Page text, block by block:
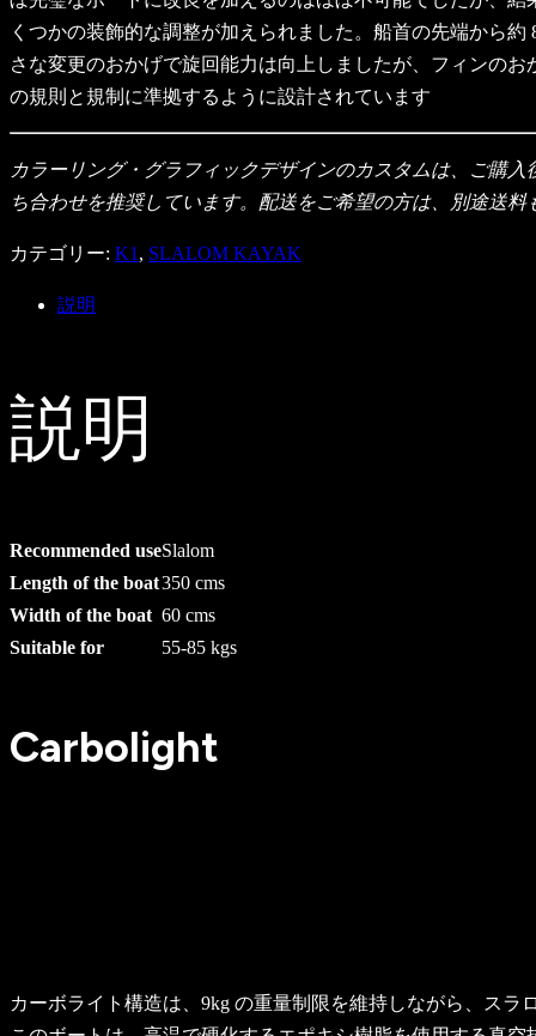
くつかの装飾的な調整が加えられました。船首の先端から
さな変更のおかげで旋回能力は向上しましたが、フィンの
の規則と規制に準拠するように設計されています
カラーリング・グラフィックデザインのカスタムは、ご購
ち合わせを推奨しています。配送をご希望の方は、別途送
カテゴリー: K1 , SLALOM KAYAK
説明
説明
Recommended useSlalom
Length of the boat350 cms
Width of the boat 60 cms
Suitable for
55-85 kgs
Carbolight
カーボライト構造は、9kg の重量制限を維持しながら、ス